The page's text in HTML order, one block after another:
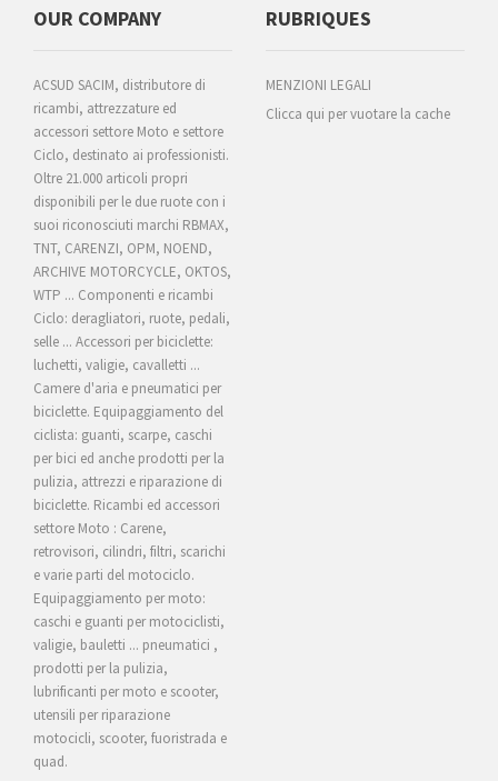
OUR COMPANY
ACSUD SACIM, distributore di
ricambi, attrezzature ed
accessori settore Moto e settore
Ciclo, destinato ai professionisti.
Oltre 21.000 articoli propri
disponibili per le due ruote con i
suoi riconosciuti marchi RBMAX,
TNT, CARENZI, OPM, NOEND,
ARCHIVE MOTORCYCLE, OKTOS,
WTP ... Componenti e ricambi
Ciclo: deragliatori, ruote, pedali,
selle ... Accessori per biciclette:
luchetti, valigie, cavalletti ...
Camere d'aria e pneumatici per
biciclette. Equipaggiamento del
ciclista: guanti, scarpe, caschi
per bici ed anche prodotti per la
pulizia, attrezzi e riparazione di
biciclette. Ricambi ed accessori
settore Moto : Carene,
retrovisori, cilindri, filtri, scarichi
e varie parti del motociclo.
Equipaggiamento per moto:
caschi e guanti per motociclisti,
valigie, bauletti ... pneumatici ,
prodotti per la pulizia,
lubrificanti per moto e scooter,
utensili per riparazione
motocicli, scooter, fuoristrada e
quad.
RUBRIQUES
MENZIONI LEGALI
Clicca qui per vuotare la cache